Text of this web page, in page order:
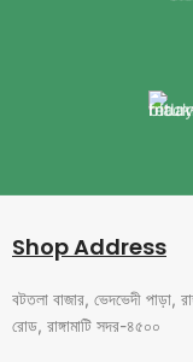
Shop Address
বটতলা বাজার, ভেদভেদী পাড়া,
রোড, রাঙ্গামাটি সদর-৪৫০০